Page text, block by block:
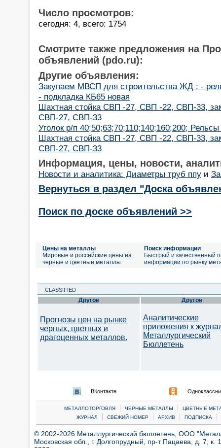
Число просмотров:
сегодня: 4, всего: 1754
Смотрите также предложения на
объявлений (pdo.ru):
Другие объявления:
Закупаем МВСП для строительства ЖД : -
- подкладка КБ65 новая
Шахтная стойка СВП -27, СВП -22, СВП-33,
СВП-27, СВП-33
Уголок р/п 40;50;63;70;110;140;160;200;
Шахтная стойка СВП -27, СВП -22, СВП-33,
СВП-27, СВП-33
Информация, цены, новости,
Новости и аналитика: Диаметры труб ппу и
Вернуться в раздел "Доска
Поиск по доске объявлений >>
Цены на металлы
Мировые и российские цены на
черные и цветные металлы
Поиск информации
Быстрый и качественный
информации по рынку
CLASSIFIED
Другое
Прогнозы цен на рынке
черных, цветных и
драгоценных металлов.
Другое
Аналитические
приложения к
Металлургический
Бюллетень
ВКонтакте
МЕТАЛЛОТОРГОВЛЯ | ЧЕРНЫЕ МЕТАЛЛЫ |
ЦВЕТНЫЕ
ЖУРНАЛ
| СВЕЖИЙ НОМЕР | АРХИВ | ПОДПИСКА |
© 2002-2026 Металлургический бюллетень, ООО
Московская обл., г. Долгопрудный, пр-т Пацаева, д. 7,